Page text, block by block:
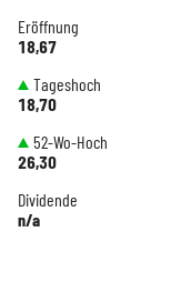
Eröffnung
18,67
Tageshoch
18,70
52-Wo-Hoch
26,30
Dividende
n/a